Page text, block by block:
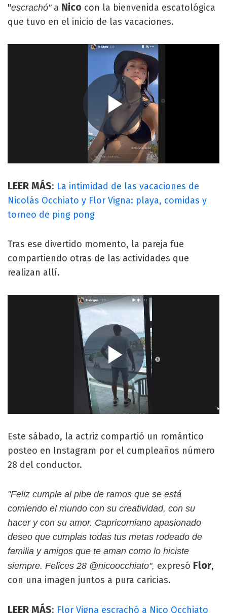
"escrachó"a Nico con la bienvenida escatológica
que tuvo en el inicio de las vacaciones.
LEER MÁS: La intimidad de las vacaciones de
Nicolás Occhiato y Flor Vigna: playa, comidas y
torneo de ping pong
Tras ese divertido momento, la pareja fue
compartiendo otras de las actividades que
realizan allí.
Este sábado, la actriz compartió un romántico
posteo en Instagram por el cumpleaños número
28 del conductor.
"Feliz cumple al pibe de ramos que se está
comiendo el mundo con su creatividad, con su
hacer y con su amor. Capricorniano apasionado
deseo que cumplas todas tus metas rodeado de
familia y amigos que te aman como lo hiciste
siempre. Felices 28 @nicoocchiato", expresó Flor,
con una imagen juntos a pura caricias.
LEER MÁS: Flor Vigna escrachó a Nico Occhiato